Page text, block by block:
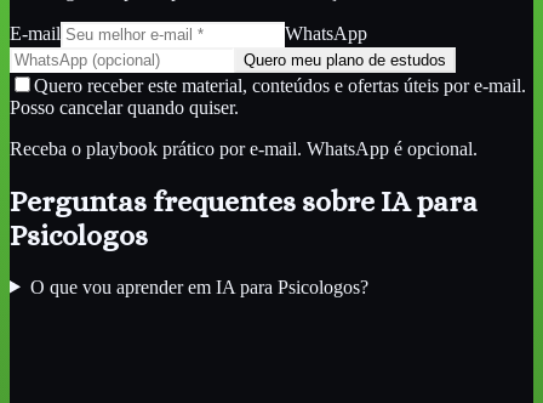
E-mail WhatsApp
Quero meu plano de estudos
Quero receber este material, conteúdos e ofertas úteis por e-mail.
Posso cancelar quando quiser.
Receba o playbook prático por e-mail. WhatsApp é opcional.
Perguntas frequentes sobre IA para
Psicologos
O que vou aprender em IA para Psicologos?